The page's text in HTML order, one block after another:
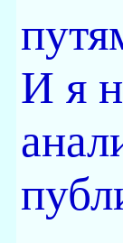
И я